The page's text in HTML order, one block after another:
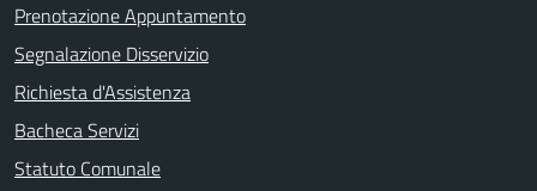
Prenotazione Appuntamento
Segnalazione Disservizio
Richiesta d'Assistenza
Bacheca Servizi
Statuto Comunale